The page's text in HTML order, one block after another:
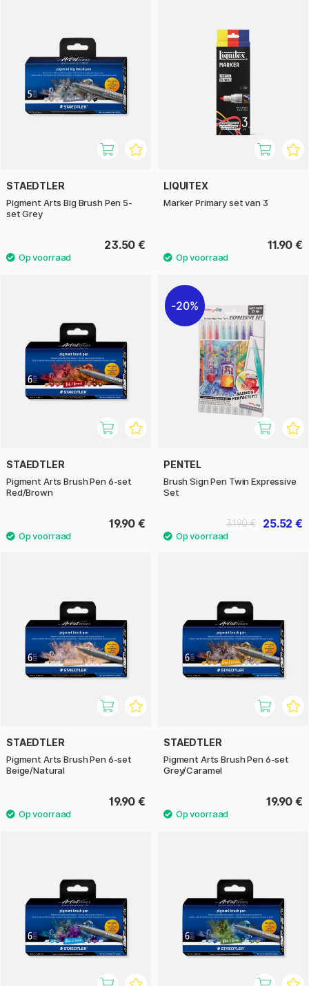
STAEDTLER
Pigment Arts Big Brush Pen 5-
set Grey
23.50 €
LIQUITEX
Marker Primary set van 3
11.90 €
STAEDTLER
Pigment Arts Brush Pen 6-set
Red/Brown
19.90 €
20%
PENTEL
Brush Sign Pen Twin Expressive
Set
25.52 €
31.90 €
STAEDTLER
Pigment Arts Brush Pen 6-set
Beige/Natural
19.90 €
STAEDTLER
Pigment Arts Brush Pen 6-set
Grey/Caramel
19.90 €